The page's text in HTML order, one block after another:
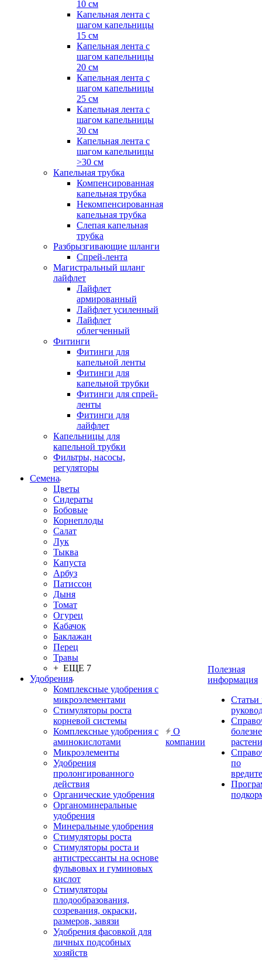
10 см
Капельная лента с
шагом капельницы
15 см
Капельная лента с
шагом капельницы
20 см
Капельная лента с
шагом капельницы
25 см
Капельная лента с
шагом капельницы
30 см
Капельная лента с
шагом капельницы
>30 см
Капельная трубка
Компенсированная
капельная трубка
Некомпенсированная
капельная трубка
Слепая капельная
трубка
Разбрызгивающие шланги
Спрей-лента
Магистральный шланг
лайфлет
Лайфлет
армированный
Лайфлет усиленный
Лайфлет
облегченный
Фитинги
Фитинги для
капельной ленты
Фитинги для
капельной трубки
Фитинги для спрей-
ленты
Фитинги для
лайфлет
Капельницы для
капельной трубки
Фильтры, насосы,
регуляторы
Семена
Цветы
Сидераты
Бобовые
Корнеплоды
Салат
Лук
Тыква
Капуста
Арбуз
Патиссон
Дыня
Томат
Огурец
Кабачок
Баклажан
Перец
Травы
+ ЕЩЕ 7
Удобрения
Комплексные удобрения с
микроэлементами
Стимуляторы роста
корневой системы
Комплексные удобрения с
аминокислотами
Микроэлементы
Удобрения
пролонгированного
действия
Органические удобрения
Органоминеральные
удобрения
Минеральные удобрения
Стимуляторы роста
Стимуляторы роста и
антистрессанты на основе
фульвовых и гуминовых
кислот
Стимуляторы
плодообразования,
созревания, окраски,
размеров, завязи
Удобрения фасовкой для
личных подсобных
хозяйств
О
компании
Полезная
информация
Статьи
по